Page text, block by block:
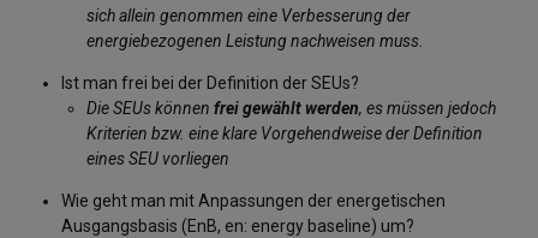
sich allein genommen eine Verbesserung der
energiebezogenen Leistung nachweisen muss.
Ist man frei bei der Definition der SEUs?
Die SEUs können frei gewählt werden, es müssen jedoch
Kriterien bzw. eine klare Vorgehendweise der Definition
eines SEU vorliegen
Wie geht man mit Anpassungen der energetischen
Ausgangsbasis (EnB, en: energy baseline) um?